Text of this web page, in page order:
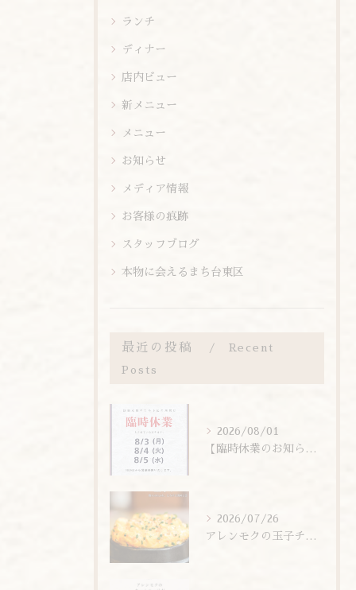
ランチ
ディナー
店内ビュー
新メニュー
メニュー
お知らせ
メディア情報
お客様の痕跡
スタッフブログ
本物に会えるまち台東区
最近の投稿 Recent
Posts
2026/08/01
【臨時休業のお知らせ】
2026/07/26
アレンモクの玉子チムは、玉子を惜しまず6個分使用しています！